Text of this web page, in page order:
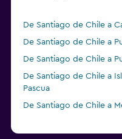
De Santiago de Chile a
De Santiago de Chile a
De Santiago de Chile a
De Santiago de Chile a
Pascua
De Santiago de Chile a